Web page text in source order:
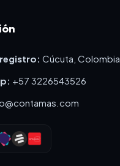
Cúcuta, Colombia
+57 3226543526